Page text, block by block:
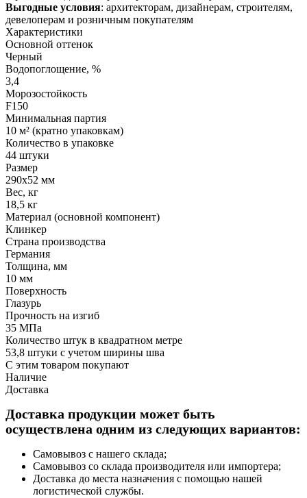
Выгодные условия: архитекторам, дизайнерам, строителям,
девелоперам и розничным покупателям
Характеристики
Основной оттенок
Черный
Водопоглощение, %
3,4
Морозостойкость
F150
Минимальная партия
10 м² (кратно упаковкам)
Количество в упаковке
44 штуки
Размер
290х52 мм
Вес, кг
18,5 кг
Материал (основной компонент)
Клинкер
Страна производства
Германия
Толщина, мм
10 мм
Поверхность
Глазурь
Прочность на изгиб
35 МПа
Количество штук в квадратном метре
53,8 штуки с учетом ширины шва
С этим товаром покупают
Наличие
Доставка
Доставка продукции может быть
осуществлена одним из следующих вариантов:
Самовывоз с нашего склада;
Самовывоз со склада производителя или импортера;
Доставка до места назначения с помощью нашей
логистической службы.